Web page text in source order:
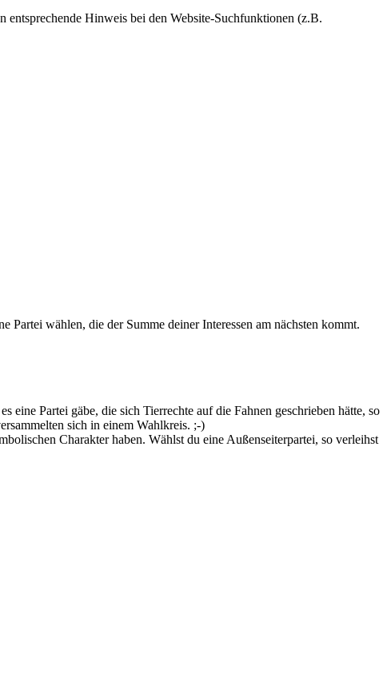
Hinweis bei den Website-Suchfunktionen (z.B.
wählen, die der Summe deiner Interessen am nächsten kommt.
Partei gäbe, die sich Tierrechte auf die Fahnen geschrieben hätte, so
sich in einem Wahlkreis. ;-)
Charakter haben. Wählst du eine Außenseiterpartei, so verleihst